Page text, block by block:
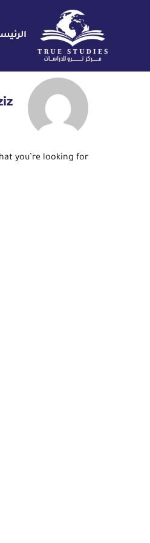
you’re looking for.